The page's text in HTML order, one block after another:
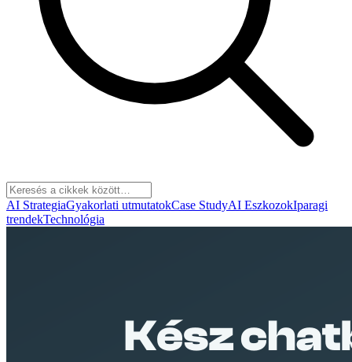
AI StrategiaGyakorlati utmutatokCase StudyAI EszkozokIparagi
trendekTechnológia